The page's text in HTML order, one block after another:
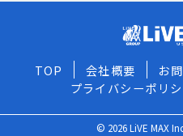
TOP 会社概要 お
プライバシーポリ
© 2026 LiVE MAX